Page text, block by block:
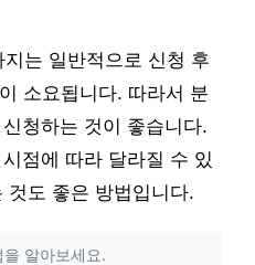
는 일반적으로 신청 후
소요됩니다. 따라서 분
청하는 것이 좋습니다.
점에 따라 달라질 수 있
것도 좋은 방법입니다.
을 알아보세요.